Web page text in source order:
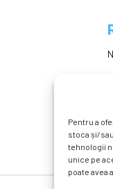
Pentru a
stoca și/
tehnologii
unice pe
poate avea